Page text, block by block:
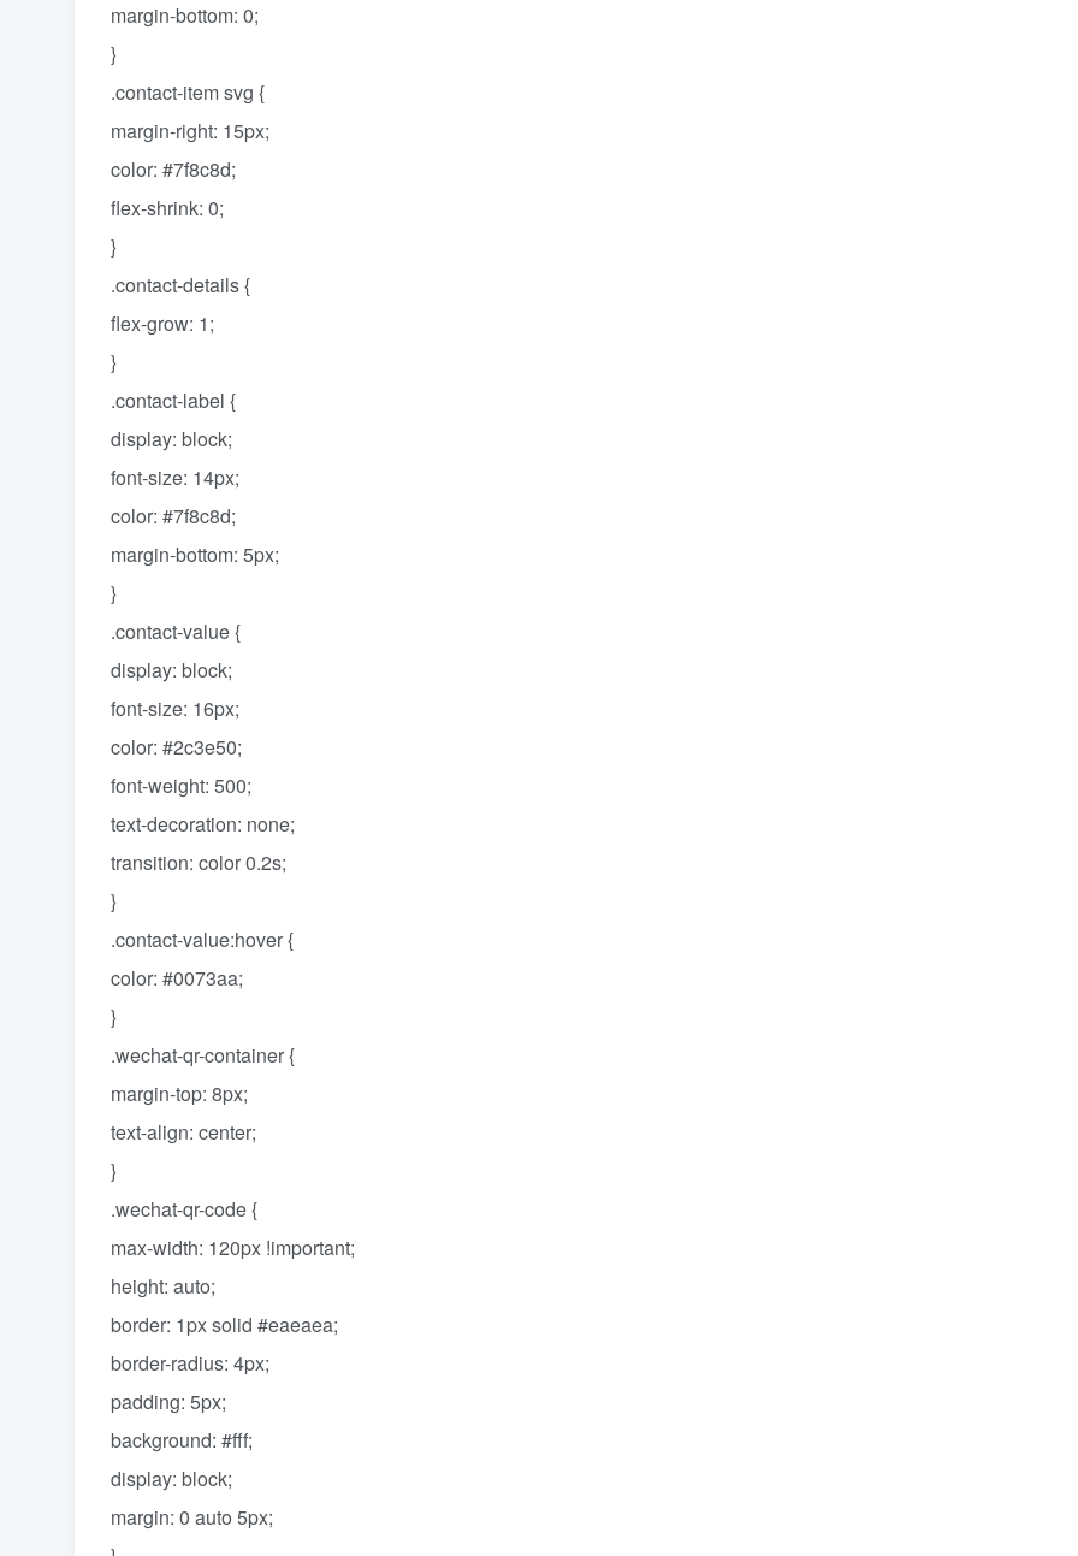
margin-bottom: 0;
}
.contact-item svg {
margin-right: 15px;
color: #7f8c8d;
flex-shrink: 0;
}
.contact-details {
flex-grow: 1;
}
.contact-label {
display: block;
font-size: 14px;
color: #7f8c8d;
margin-bottom: 5px;
}
.contact-value {
display: block;
font-size: 16px;
color: #2c3e50;
font-weight: 500;
text-decoration: none;
transition: color 0.2s;
}
.contact-value:hover {
color: #0073aa;
}
.wechat-qr-container {
margin-top: 8px;
text-align: center;
}
.wechat-qr-code {
max-width: 120px !important;
height: auto;
border: 1px solid #eaeaea;
border-radius: 4px;
padding: 5px;
background: #fff;
display: block;
margin: 0 auto 5px;